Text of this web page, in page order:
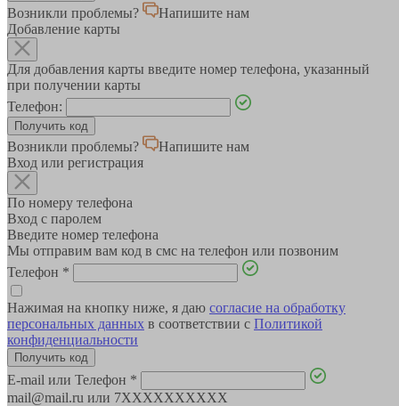
Возникли проблемы?
Напишите нам
Добавление карты
Для добавления карты введите номер телефона, указанный
при получении карты
Телефон:
Возникли проблемы?
Напишите нам
Вход или регистрация
По номеру телефона
Вход с паролем
Введите номер телефона
Мы отправим вам код в смс на телефон или позвоним
Телефон *
Нажимая на кнопку ниже, я даю согласие на обработку
персональных данных в соответствии с Политикой
конфиденциальности
E-mail или Телефон *
mail@mail.ru или 7XXXXXXXXXX